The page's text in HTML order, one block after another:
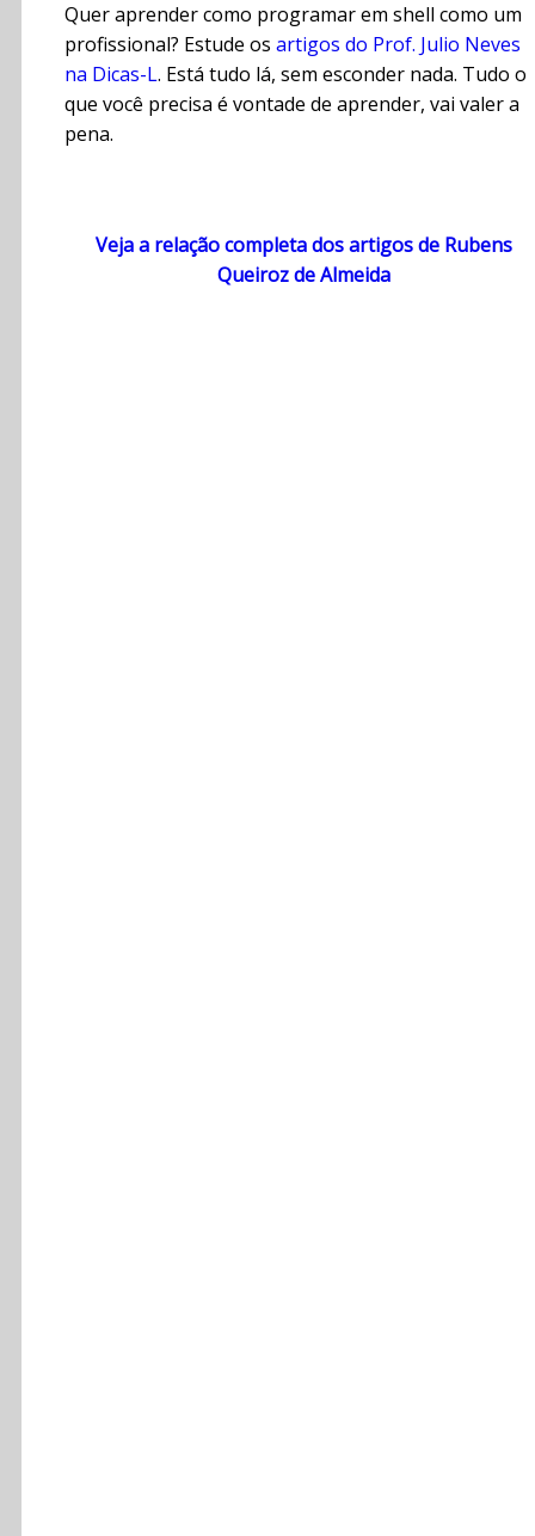
Quer aprender como programar em shell como um
profissional? Estude os artigos do Prof. Julio Neves
na Dicas-L. Está tudo lá, sem esconder nada. Tudo o
que você precisa é vontade de aprender, vai valer a
pena.
Veja a relação completa dos artigos de Rubens
Queiroz de Almeida